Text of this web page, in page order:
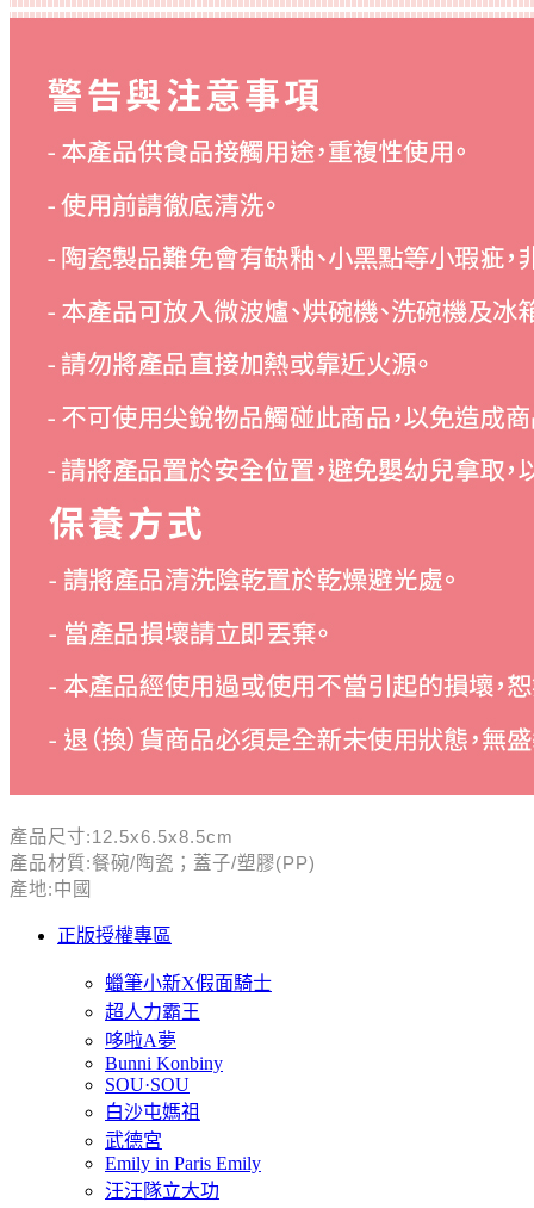
產品尺寸:12.5x6.5x8.5cm
產品材質:餐碗/陶瓷；蓋子/塑膠(PP)
產地:中國
正版授權專區
蠟筆小新X假面騎士
超人力霸王
哆啦A夢
Bunni Konbiny
SOU·SOU
白沙屯媽祖
武德宮
Emily in Paris Emily
汪汪隊立大功